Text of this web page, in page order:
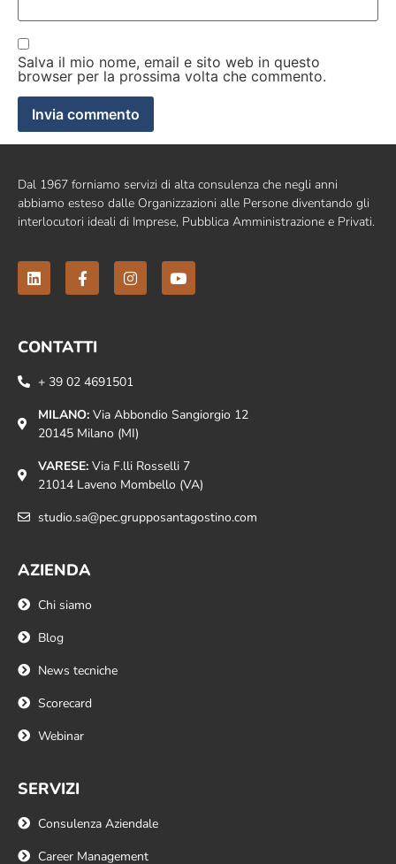
Salva il mio nome, email e sito web in questo
browser per la prossima volta che commento.
Dal 1967 forniamo servizi di alta consulenza che negli anni
abbiamo esteso dalle Organizzazioni alle Persone diventando gli
interlocutori ideali di Imprese, Pubblica Amministrazione e Privati.
CONTATTI
+ 39 02 4691501
MILANO:Via Abbondio Sangiorgio 12
20145 Milano (MI)
VARESE:Via F.lli Rosselli 7
21014 Laveno Mombello (VA)
studio.sa@pec.grupposantagostino.com
AZIENDA
Chi siamo
Blog
News tecniche
Scorecard
Webinar
SERVIZI
Consulenza Aziendale
Career Management